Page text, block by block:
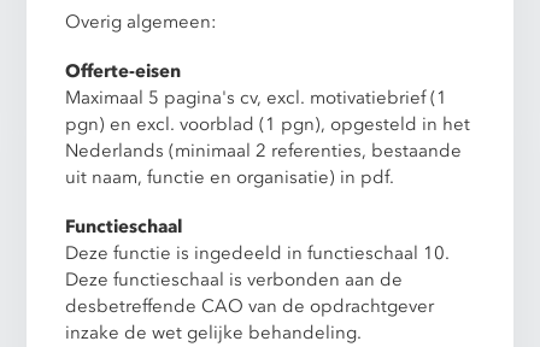
Overig algemeen:
Offerte-eisen
Maximaal 5 pagina's cv, excl. motivatiebrief (1
pgn) en excl. voorblad (1 pgn), opgesteld in het
Nederlands (minimaal 2 referenties, bestaande
uit naam, functie en organisatie) in pdf.
Functieschaal
Deze functie is ingedeeld in functieschaal 10.
Deze functieschaal is verbonden aan de
desbetreffende CAO van de opdrachtgever
inzake de wet gelijke behandeling.